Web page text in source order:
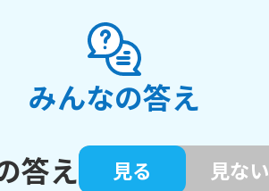
みんなの答え
答え
見る 見ない